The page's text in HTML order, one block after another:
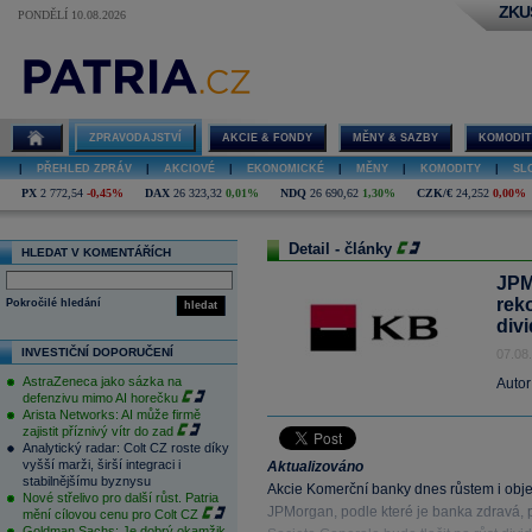
PONDĚLÍ 10.08.2026
ZPRAVODAJSTVÍ AKCIE & FONDY MĚNY & SAZBY
PŘEHLED ZPRÁV AKCIOVÉ EKONOMICKÉ MĚNY KOMODITY
PX 2 772,54 -0,45% DAX 26 323,32 0,01% NDQ 26 690,62 1,30% CZK/€ 24,252 0,00%
HLEDAT V KOMENTÁŘÍCH
hledat
Pokročilé hledání
INVESTIČNÍ DOPORUČENÍ
AstraZeneca jako sázka na
defenzivu mimo AI horečku
Arista Networks: AI může firmě
zajistit příznivý vítr do zad
Analytický radar: Colt CZ roste díky
vyšší marži, širší integraci i
stabilnějšímu byznysu
Nové střelivo pro další růst. Patria
mění cílovou cenu pro Colt CZ
Detail - články
Aktualizováno
Akcie Komerční banky dnes růstem i
JPMorgan, podle které je banka